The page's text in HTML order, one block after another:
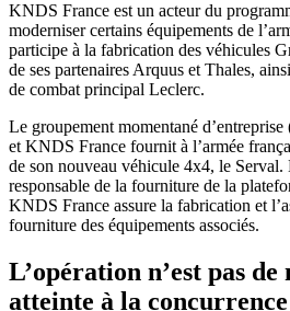
KNDS France est un acteur du
moderniser certains équipements de
participe à la fabrication des véhicules
de ses partenaires Arquus et Thales,
de combat principal Leclerc.
Le groupement momentané
et KNDS France fournit à l’armée
de son nouveau véhicule 4x4, le Serval.
responsable de la fourniture de la
KNDS France assure la fabrication et
fourniture des équipements associés.
L’opération n’est pas
atteinte à la concurrence